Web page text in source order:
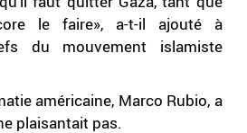
le faire», a-t-il ajouté à
du mouvement islamiste
américaine, Marco Rubio, a
plaisantait pas.